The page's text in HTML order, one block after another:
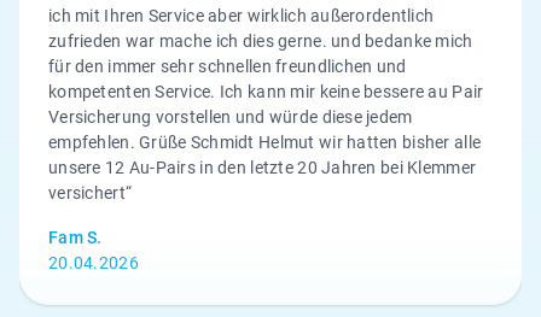
ich mit Ihren Service aber wirklich außerordentlich
zufrieden war mache ich dies gerne. und bedanke mich
für den immer sehr schnellen freundlichen und
kompetenten Service. Ich kann mir keine bessere au Pair
Versicherung vorstellen und würde diese jedem
empfehlen. Grüße Schmidt Helmut wir hatten bisher alle
unsere 12 Au-Pairs in den letzte 20 Jahren bei Klemmer
versichert“
Fam S.
20.04.2026